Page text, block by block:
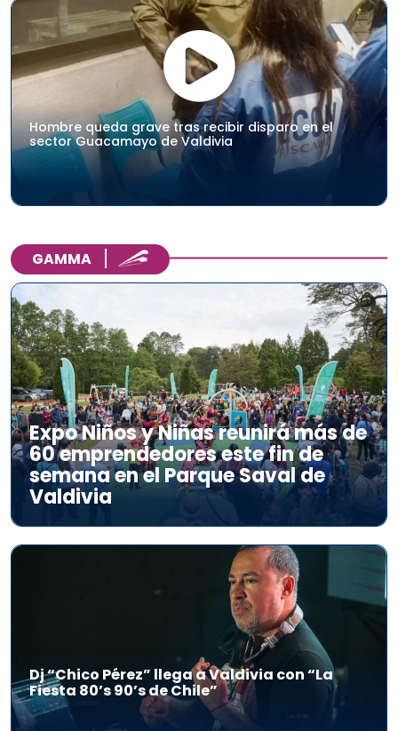
Hombre queda grave tras recibir disparo en el
sector Guacamayo de Valdivia
GAMMA
Expo Niños y Niñas reunirá más de
60 emprendedores este fin de
semana en el Parque Saval de
Valdivia
Dj “Chico Pérez” llega a Valdivia con “La
Fiesta 80’s 90’s de Chile”